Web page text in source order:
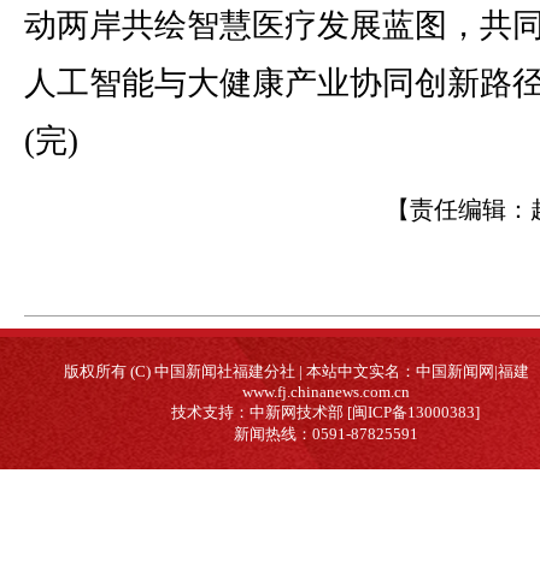
动两岸共绘智慧医疗发展蓝图，共
人工智能与大健康产业协同创新路
(完)
【责任编辑：
版权所有 (C) 中国新闻社福建分社 | 本站中文实名：中国新闻网|福建
www.fj.chinanews.com.cn
技术支持：中新网技术部 [闽ICP备13000383]
新闻热线：0591-87825591